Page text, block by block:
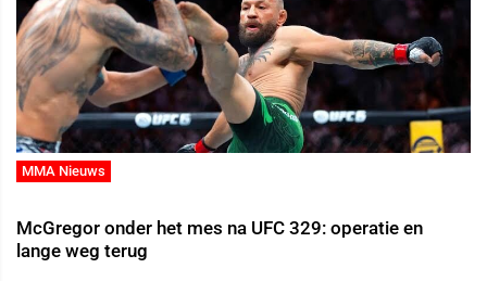
MMA Nieuws
McGregor onder het mes na UFC 329: operatie en
lange weg terug